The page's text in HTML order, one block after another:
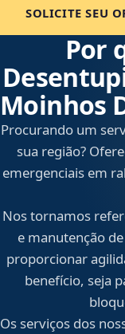
SOLICITE SEU
Por
Moinhos
Procurando um
sua região?
emergenciais em
Nos tornamos
e manutenção
proporcionar
benefício, seja
Os serviços dos